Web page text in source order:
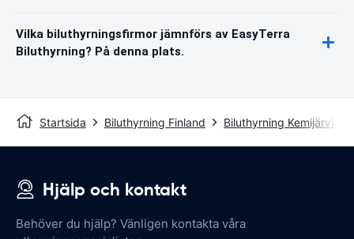
Vilka biluthyrningsfirmor jämnförs av EasyTerra
Biluthyrning? På denna plats.
Startsida Biluthyrning Finland Biluthyrning Kemijärvi
Hjälp och kontakt
Behöver du hjälp? Vänligen kontakta våra